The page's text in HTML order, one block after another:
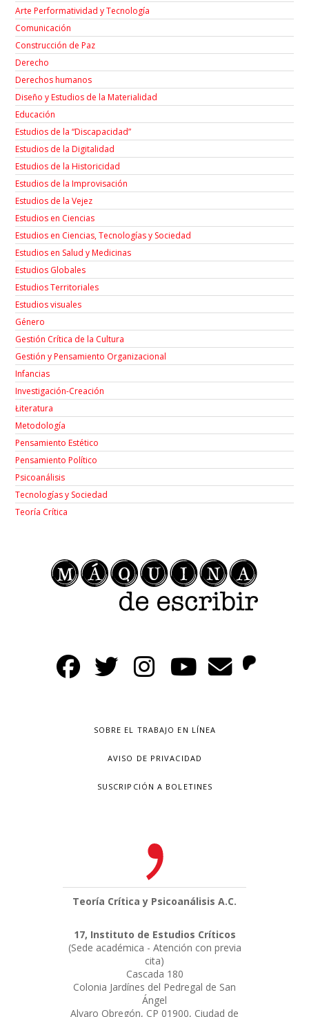
Arte Performatividad y Tecnología
Comunicación
Construcción de Paz
Derecho
Derechos humanos
Diseño y Estudios de la Materialidad
Educación
Estudios de la “Discapacidad”
Estudios de la Digitalidad
Estudios de la Historicidad
Estudios de la Improvisación
Estudios de la Vejez
Estudios en Ciencias
Estudios en Ciencias, Tecnologías y Sociedad
Estudios en Salud y Medicinas
Estudios Globales
Estudios Territoriales
Estudios visuales
Género
Gestión Crítica de la Cultura
Gestión y Pensamiento Organizacional
Infancias
Investigación-Creación
Łiteratura
Metodología
Pensamiento Estético
Pensamiento Político
Psicoanálisis
Tecnologías y Sociedad
Teoría Crítica
SOBRE EL TRABAJO EN LÍNEA
AVISO DE PRIVACIDAD
SUSCRIPCIÓN A BOLETINES
Teoría Crítica y Psicoanálisis A.C.
17, Instituto de Estudios Críticos
(Sede académica - Atención con previa
cita)
Cascada 180
Colonia Jardínes del Pedregal de San
Ángel
Alvaro Obregón, CP 01900, Ciudad de